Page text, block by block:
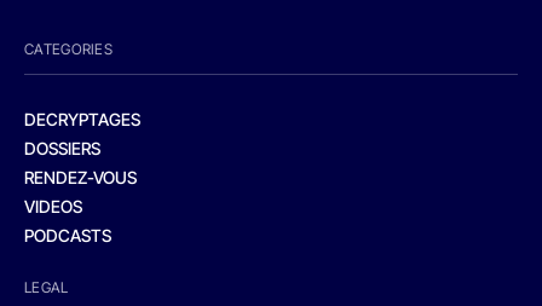
CATEGORIES
DECRYPTAGES
DOSSIERS
RENDEZ-VOUS
VIDEOS
PODCASTS
LEGAL